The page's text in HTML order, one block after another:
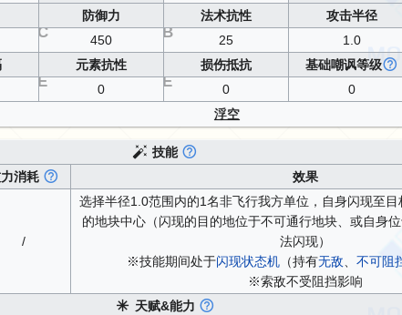
防御力 法术抗性 攻击半径
450
C 25
B 1.0
元素抗性 损伤抵抗 基础嘲讽等级
0
E 0
E 0
浮空
技能
消耗 效果
/
选择半径1.0范围内的1名非飞行我方单位，自身闪现至
的地块中心（闪现的目的地位于不可通行地块、或自身
法闪现）
※技能期间处于闪现状态机 （持有无敌、 不可阻
※索敌不受阻挡影响
天赋&能力